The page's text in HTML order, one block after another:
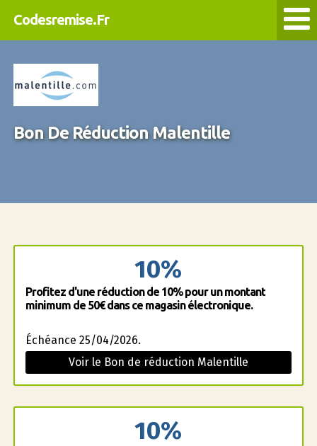
Codesremise.Fr
Bon De Réduction Malentille
10%
Profitez d'une réduction de 10% pour un montant
minimum de 50€ dans ce magasin électronique.
Échéance 25/04/2026.
Voir le Bon de réduction Malentille
10%